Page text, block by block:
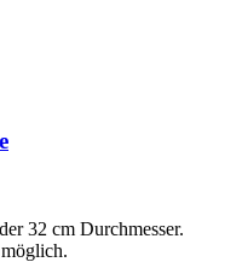
32 cm Durchmesser.